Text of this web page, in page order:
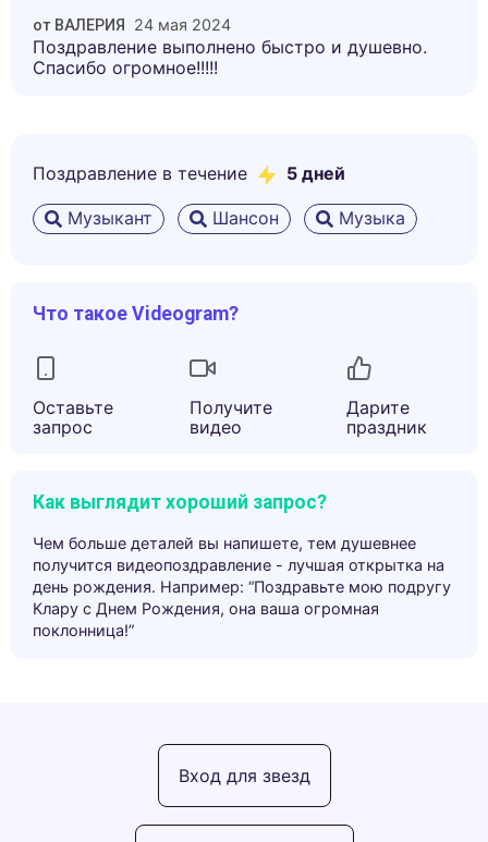
от ВАЛЕРИЯ 24 мая 2024
Поздравление выполнено быстро и душевно.
Спасибо огромное!!!!!
Поздравление в течение 5 дней
Музыкант Шансон Музыка
Что такое Videogram?
Оставьте
запрос
Получите
видео
Дарите
праздник
Как выглядит хороший запрос?
Чем больше деталей вы напишете, тем душевнее
получится видеопоздравление - лучшая открытка на
день рождения. Например: “Поздравьте мою подругу
Клару с Днем Рождения, она ваша огромная
поклонница!”
Вход для звезд